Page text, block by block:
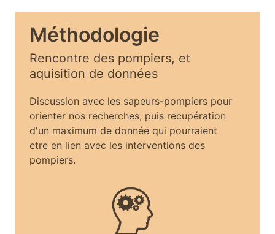
Méthodologie
Rencontre des pompiers, et
aquisition de données
Discussion avec les sapeurs-pompiers pour
orienter nos recherches, puis recupération
d'un maximum de donnée qui pourraient
etre en lien avec les interventions des
pompiers.